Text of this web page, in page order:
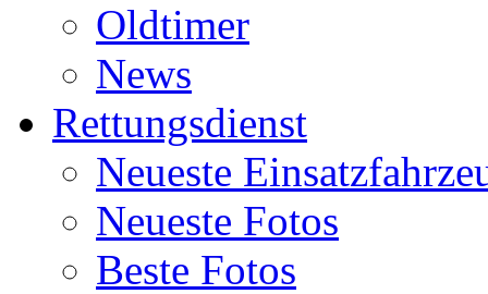
Oldtimer
News
Rettungsdienst
Neueste
Neueste Fotos
Beste Fotos